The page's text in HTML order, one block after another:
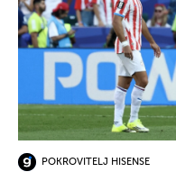
POKROVITELJ HISENSE